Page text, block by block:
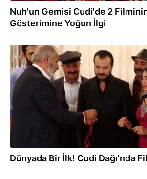
Nuh'un Gemisi Cudi'de 2
Gösterimine Yoğun İlgi
09.04.2022
Dünyada Bir İlk! Cudi Dağı'nda